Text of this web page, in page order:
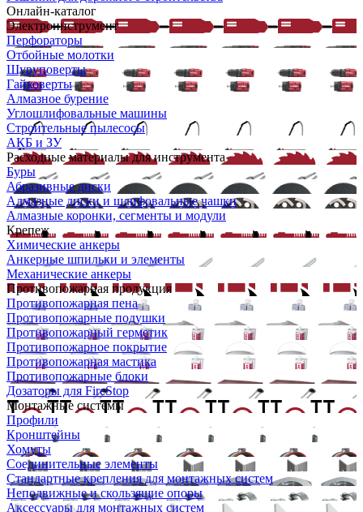
Онлайн-каталог
Электроинструмент
Перфораторы
Отбойные молотки
Шуруповерты
Гайковерты
Алмазное бурение
Углошлифовальные машины
Строительные пылесосы
АКБ и ЗУ
Расходные материалы для инструмента
Буры
Абразивные диски
Алмазные диски и шлифовальные чашки
Алмазные коронки, сегменты и модули
Крепеж
Химические анкеры
Анкерные шпильки и элементы
Механические анкеры
Противопожарная продукция
Противопожарная пена
Противопожарные подушки
Противопожарный герметик
Противопожарное покрытие
Противопожарная мастика
Противопожарные блоки
Дозаторы для FireStop
Монтажные системы
Профили
Кронштейны
Хомуты
Соединительные элементы
Стандартные крепления для монтажных систем
Неподвижные и скользящие опоры
Аксессуары для монтажных систем